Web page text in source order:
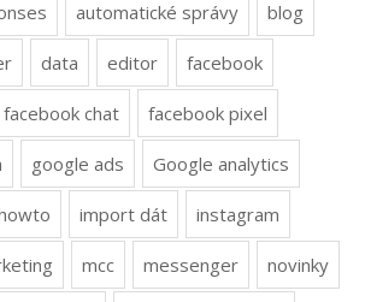
automatické správy blog
data editor facebook
facebook chat facebook pixel
google ads Google analytics
import dát instagram
mcc messenger novinky